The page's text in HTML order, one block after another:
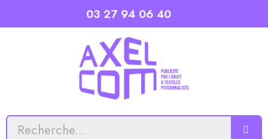
03 27 94 06 40